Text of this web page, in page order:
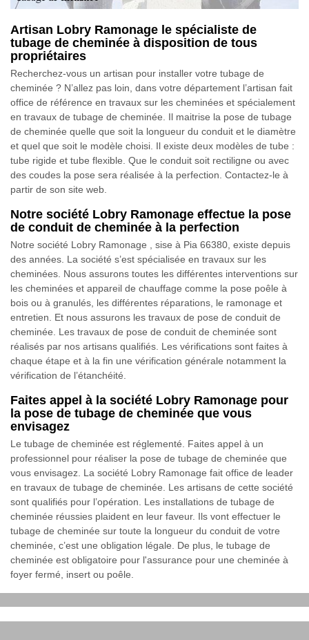
Artisan Lobry Ramonage le spécialiste de
tubage de cheminée à disposition de tous
propriétaires
Recherchez-vous un artisan pour installer votre tubage de
cheminée ? N’allez pas loin, dans votre département l’artisan fait
office de référence en travaux sur les cheminées et spécialement
en travaux de tubage de cheminée. Il maitrise la pose de tubage
de cheminée quelle que soit la longueur du conduit et le diamètre
et quel que soit le modèle choisi. Il existe deux modèles de tube :
tube rigide et tube flexible. Que le conduit soit rectiligne ou avec
des coudes la pose sera réalisée à la perfection. Contactez-le à
partir de son site web.
Notre société Lobry Ramonage effectue la pose
de conduit de cheminée à la perfection
Notre société Lobry Ramonage , sise à Pia 66380, existe depuis
des années. La société s’est spécialisée en travaux sur les
cheminées. Nous assurons toutes les différentes interventions sur
les cheminées et appareil de chauffage comme la pose poêle à
bois ou à granulés, les différentes réparations, le ramonage et
entretien. Et nous assurons les travaux de pose de conduit de
cheminée. Les travaux de pose de conduit de cheminée sont
réalisés par nos artisans qualifiés. Les vérifications sont faites à
chaque étape et à la fin une vérification générale notamment la
vérification de l’étanchéité.
Faites appel à la société Lobry Ramonage pour
la pose de tubage de cheminée que vous
envisagez
Le tubage de cheminée est réglementé. Faites appel à un
professionnel pour réaliser la pose de tubage de cheminée que
vous envisagez. La société Lobry Ramonage fait office de leader
en travaux de tubage de cheminée. Les artisans de cette société
sont qualifiés pour l’opération. Les installations de tubage de
cheminée réussies plaident en leur faveur. Ils vont effectuer le
tubage de cheminée sur toute la longueur du conduit de votre
cheminée, c’est une obligation légale. De plus, le tubage de
cheminée est obligatoire pour l'assurance pour une cheminée à
foyer fermé, insert ou poêle.